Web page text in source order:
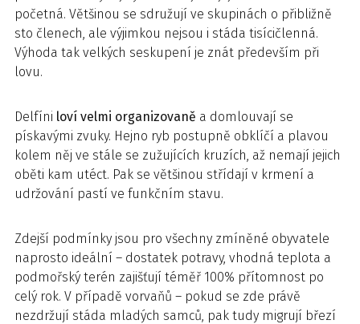
početná. Většinou se sdružují ve skupinách o přibližně
sto členech, ale výjimkou nejsou i stáda tisícičlenná.
Výhoda tak velkých seskupení je znát především při
lovu.
Delfíni loví velmi organizovaně a domlouvají se
pískavými zvuky. Hejno ryb postupně obklíčí a plavou
kolem něj ve stále se zužujících kruzích, až nemají jejich
oběti kam utéct. Pak se většinou střídají v krmení a
udržování pastí ve funkčním stavu.
Zdejší podmínky jsou pro všechny zmíněné obyvatele
naprosto ideální – dostatek potravy, vhodná teplota a
podmořský terén zajišťují téměř 100% přítomnost po
celý rok. V případě vorvaňů – pokud se zde právě
nezdržují stáda mladých samců, pak tudy migrují březí